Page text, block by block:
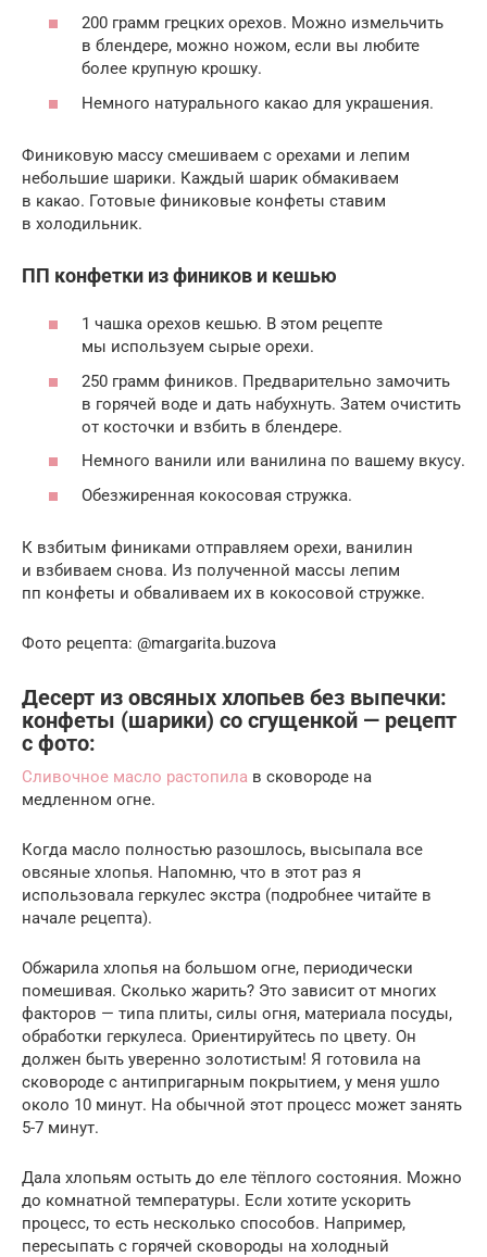
200 грамм грецких орехов. Можно измельчить
в блендере, можно ножом, если вы любите
более крупную крошку.
Немного натурального какао для украшения.
Финиковую массу смешиваем с орехами и лепим
небольшие шарики. Каждый шарик обмакиваем
в какао. Готовые финиковые конфеты ставим
в холодильник.
ПП конфетки из фиников и кешью
1 чашка орехов кешью. В этом рецепте
мы используем сырые орехи.
250 грамм фиников. Предварительно замочить
в горячей воде и дать набухнуть. Затем очистить
от косточки и взбить в блендере.
Немного ванили или ванилина по вашему вкусу.
Обезжиренная кокосовая стружка.
К взбитым финиками отправляем орехи, ванилин
и взбиваем снова. Из полученной массы лепим
пп конфеты и обваливаем их в кокосовой стружке.
Фото рецепта: @margarita.buzova
Десерт из овсяных хлопьев без выпечки:
конфеты (шарики) со сгущенкой — рецепт
с фото:
Сливочное масло растопила в сковороде на
медленном огне.
Когда масло полностью разошлось, высыпала все
овсяные хлопья. Напомню, что в этот раз я
использовала геркулес экстра (подробнее читайте в
начале рецепта).
Обжарила хлопья на большом огне, периодически
помешивая. Сколько жарить? Это зависит от многих
факторов — типа плиты, силы огня, материала посуды,
обработки геркулеса. Ориентируйтесь по цвету. Он
должен быть уверенно золотистым! Я готовила на
сковороде с антипригарным покрытием, у меня ушло
около 10 минут. На обычной этот процесс может занять
5-7 минут.
Дала хлопьям остыть до еле тёплого состояния. Можно
до комнатной температуры. Если хотите ускорить
процесс, то есть несколько способов. Например,
пересыпать с горячей сковороды на холодный